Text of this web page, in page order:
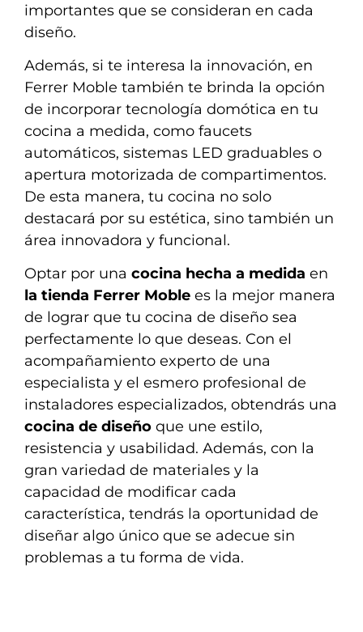
importantes que se consideran en cada
diseño.
Además, si te interesa la innovación, en
Ferrer Moble también te brinda la opción
de incorporar tecnología domótica en tu
cocina a medida, como faucets
automáticos, sistemas LED graduables o
apertura motorizada de compartimentos.
De esta manera, tu cocina no solo
destacará por su estética, sino también un
área innovadora y funcional.
Optar por una cocina hecha a medida en
la tienda Ferrer Moble es la mejor manera
de lograr que tu cocina de diseño sea
perfectamente lo que deseas. Con el
acompañamiento experto de una
especialista y el esmero profesional de
instaladores especializados, obtendrás una
cocina de diseño que une estilo,
resistencia y usabilidad. Además, con la
gran variedad de materiales y la
capacidad de modificar cada
característica, tendrás la oportunidad de
diseñar algo único que se adecue sin
problemas a tu forma de vida.